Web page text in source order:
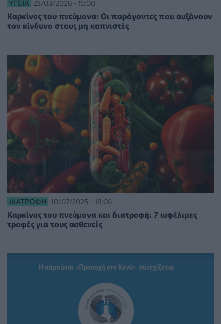
ΥΓΕΊΑ 23/03/2026 - 15:00
Καρκίνος του πνεύμονα: Οι παράγοντες που αυξάνουν
τον κίνδυνο στους μη καπνιστές
ΔΙΑΤΡΟΦΉ 10/07/2025 - 18:00
Καρκίνος του πνεύμονα και διατροφή: 7 ωφέλιμες
τροφές για τους ασθενείς